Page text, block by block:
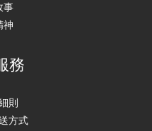
事
神
務
則
方式